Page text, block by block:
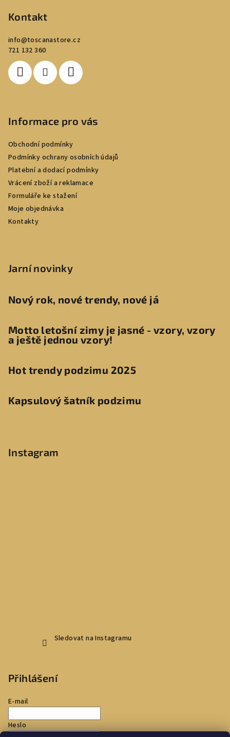
Kontakt
info@toscanastore.cz
721 132 360
Informace pro vás
Obchodní podmínky
Podmínky ochrany osobních údajů
Platební a dodací podmínky
Vrácení zboží a reklamace
Formuláře ke stažení
Moje objednávka
Kontakty
Jarní novinky
Nový rok, nové trendy, nové já
Motto letošní zimy je jasné - vzory, vzory
a ještě jednou vzory!
Hot trendy podzimu 2025
Kapsulový šatník podzimu
Instagram
Sledovat na Instagramu
Přihlášení
E-mail
Heslo